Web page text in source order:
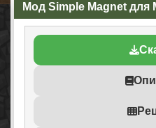
Мод Simple Magnet для